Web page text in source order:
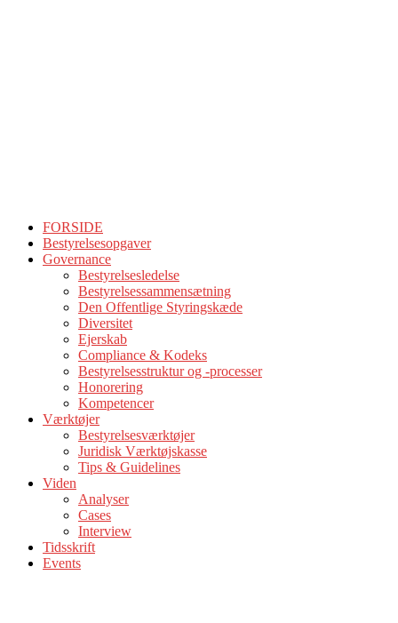
FORSIDE
Bestyrelsesopgaver
Governance
Bestyrelsesledelse
Bestyrelsessammensætning
Den Offentlige Styringskæde
Diversitet
Ejerskab
Compliance & Kodeks
Bestyrelsesstruktur og -processer
Honorering
Kompetencer
Værktøjer
Bestyrelsesværktøjer
Juridisk Værktøjskasse
Tips & Guidelines
Viden
Analyser
Cases
Interview
Tidsskrift
Events